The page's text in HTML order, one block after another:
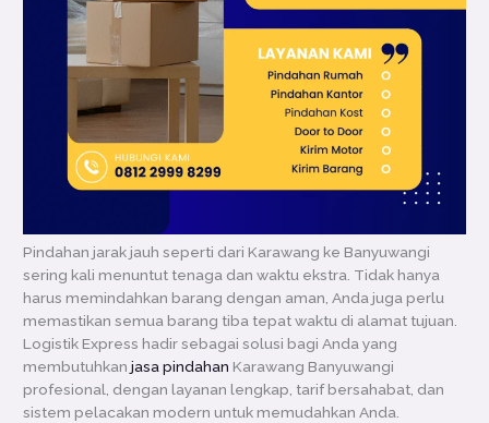
Pindahan jarak jauh seperti dari Karawang ke Banyuwangi
sering kali menuntut tenaga dan waktu ekstra. Tidak hanya
harus memindahkan barang dengan aman, Anda juga perlu
memastikan semua barang tiba tepat waktu di alamat tujuan.
Logistik Express hadir sebagai solusi bagi Anda yang
membutuhkanjasa pindahan Karawang Banyuwangi
profesional, dengan layanan lengkap, tarif bersahabat, dan
sistem pelacakan modern untuk memudahkan Anda.